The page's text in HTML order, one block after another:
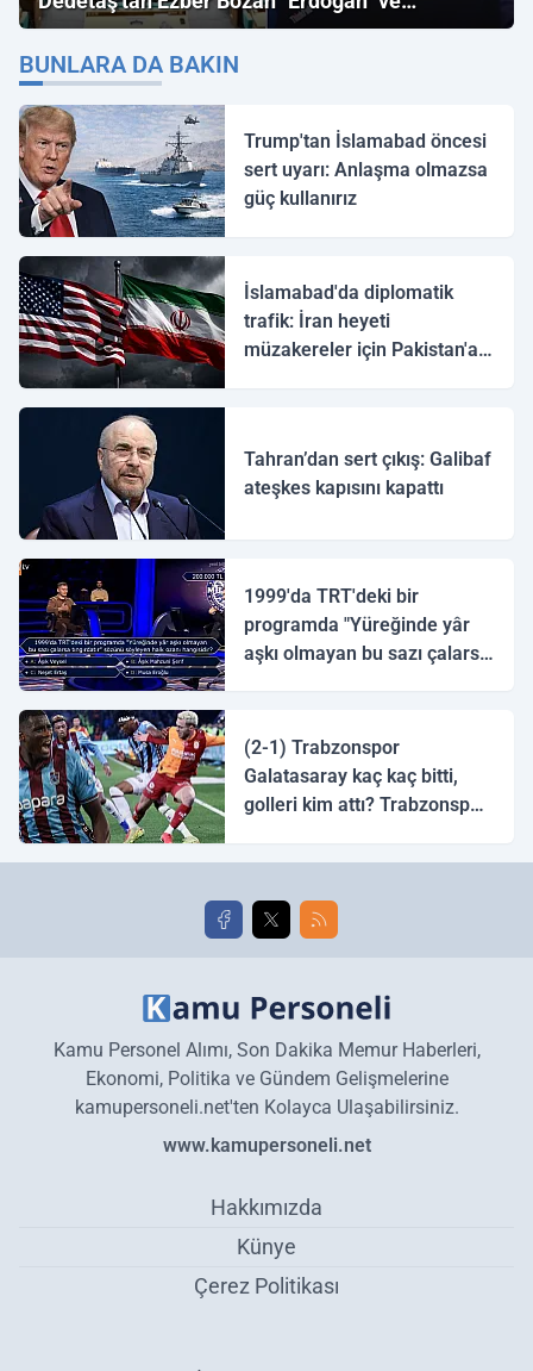
"İmamoğlu" Çıkışı!
BUNLARA DA BAKIN
Trump'tan İslamabad öncesi
sert uyarı: Anlaşma olmazsa
güç kullanırız
İslamabad'da diplomatik
trafik: İran heyeti
müzakereler için Pakistan'a
Tahran’dan sert çıkış: Galibaf
ateşkes kapısını kapattı
1999'da TRT'deki bir
programda "Yüreğinde yâr
aşkı olmayan bu sazı çalarsa
(2-1) Trabzonspor
Galatasaray kaç kaç bitti,
golleri kim attı? Trabzonspor
golleri!
Kamu Personel Alımı, Son Dakika Memur Haberleri,
Ekonomi, Politika ve Gündem Gelişmelerine
kamupersoneli.net'ten Kolayca Ulaşabilirsiniz.
www.kamupersoneli.net
Hakkımızda
Künye
Çerez Politikası